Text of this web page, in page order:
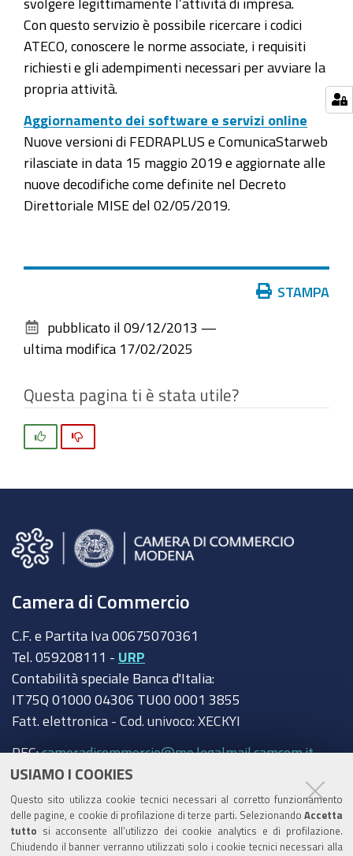
USIAMO I COOKIES
Questo sito utilizza cookie tecnici necessari al corretto funzionamento
delle pagine, e cookie di profilazione di terze parti. Selezionando Accetta
tutto si acconsente all’utilizzo dei cookie analytics e di profilazione.
Chiudendo il banner verranno utilizzati solo i cookie tecnici necessari alla
Con questo servizio è possibile ricercare i codici
ATECO, conoscere le norme associate, i requisiti
richiesti e gli adempimenti necessari per avviare la
propria attività.
Aggiornamento dei software e servizi online
Nuove versioni di FEDRAPLUS e ComunicaStarweb
rilasciate in data 15 maggio 2019 e aggiornate alle
nuove decodifiche come definite nel Decreto
Direttoriale MISE del 02/05/2019.
documento
STAMPA
pubblicato il 09/12/2013 —
ultima modifica 17/02/2025
Questa pagina ti è stata utile?
Camera di Commercio
C.F. e Partita Iva 00675070361
Tel. 059208111 - URP
Contabilità speciale Banca d'Italia:
IT75Q 01000 04306 TU00 0001 3855
Fatt. elettronica - Cod. univoco: XECKYI
PEC:cameradicommercio@mo.legalmail.camcom.it
Trasparenza
Amministrazione trasparente
Albo Camerale